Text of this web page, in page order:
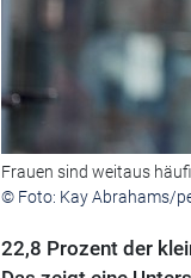
Frauen sind weitaus
© Foto: Kay Abrahams/
22,8 Prozent der